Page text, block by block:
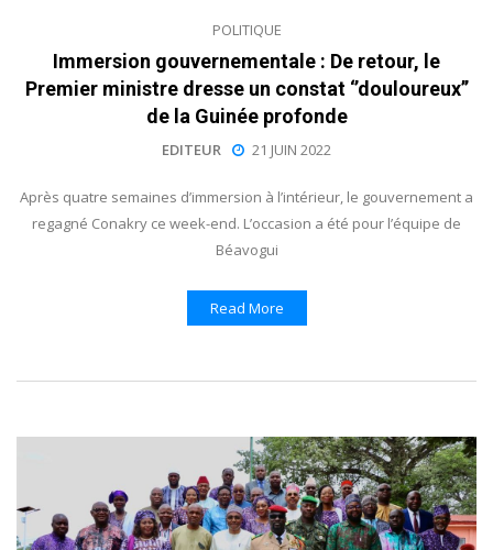
POLITIQUE
Immersion gouvernementale : De retour, le
Premier ministre dresse un constat ‘’douloureux’’
de la Guinée profonde
EDITEUR 21 JUIN 2022
Après quatre semaines d’immersion à l’intérieur, le gouvernement a
regagné Conakry ce week-end. L’occasion a été pour l’équipe de
Béavogui
Read More